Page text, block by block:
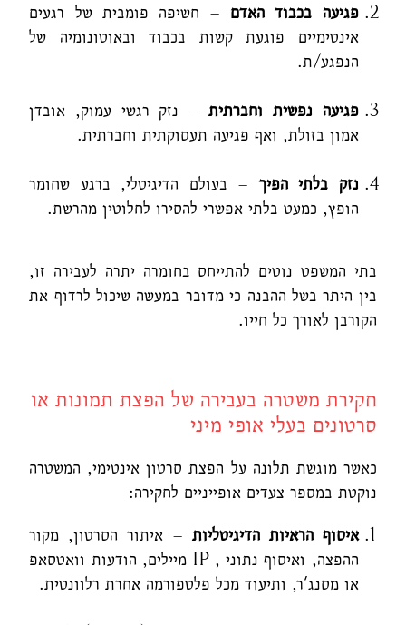
פגיעה בכבוד האדם – חשיפה פומבית של רגעים
אינטימיים פוגעת קשות בכבוד ובאוטונומיה של
הנפגע/ת.
פגיעה נפשית וחברתית – נזק רגשי עמוק, אובדן
אמון בזולת, ואף פגיעה תעסוקתית וחברתית.
נזק בלתי הפיך – בעולם הדיגיטלי, ברגע שחומר
הופץ, כמעט בלתי אפשרי להסירו לחלוטין מהרשת.
בתי המשפט נוטים להתייחס בחומרה יתרה לעבירה זו,
בין היתר בשל ההבנה כי מדובר במעשה שיכול לרדוף את
הקורבן לאורך כל חייו.
חקירת משטרה בעבירה של הפצת תמונות או
סרטונים בעלי אופי מיני
כאשר מוגשת תלונה על הפצת סרטון אינטימי, המשטרה
נוקטת במספר צעדים אופייניים לחקירה:
איסוף הראיות הדיגיטליות – איתור הסרטון, מקור
ההפצה, ואיסוף נתוני , IP מיילים, הודעות וואטסאפ
או מסנג'ר, ותיעוד מכל פלטפורמה אחרת רלוונטית.